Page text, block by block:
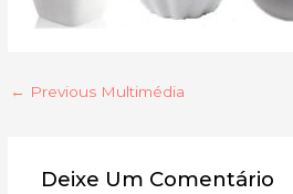
← Previous Multimédia
Deixe Um Comentário